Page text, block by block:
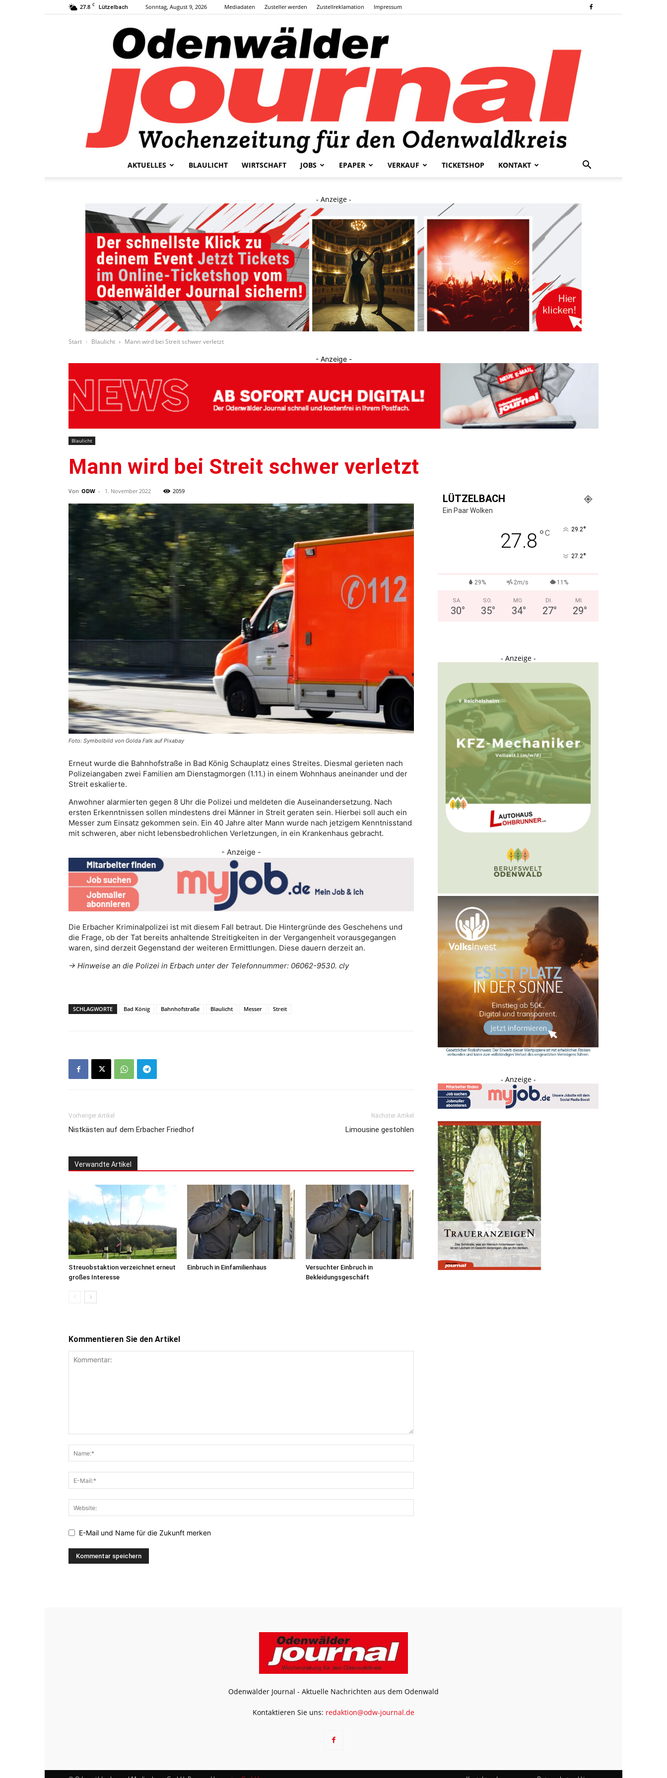
27.8 C Lützelbach Sonntag, August 9, 2026 Mediadaten Zusteller werden Zustellreklamation Impressum
Journal
AKTUELLES BLAULICHT WIRTSCHAFT JOBS EPAPER VERKAUF TICKETSHOP KONTAKT
- Anzeige -
Start Blaulicht Mann wird bei Streit schwer verletzt
- Anzeige -
Blaulicht
Mann wird bei Streit schwer verletzt
Von ODW - 1. November 2022 2059
Foto: Symbolbild von Golda Falk auf Pixabay
Erneut wurde die Bahnhofstraße in Bad König Schauplatz eines Streites. Diesmal gerieten nach
Polizeiangaben zwei Familien am Dienstagmorgen (1.11.) in einem Wohnhaus aneinander und der
Streit eskalierte.
Anwohner alarmierten gegen 8 Uhr die Polizei und meldeten die Auseinandersetzung. Nach
ersten Erkenntnissen sollen mindestens drei Männer in Streit geraten sein. Hierbei soll auch ein
Messer zum Einsatz gekommen sein. Ein 40 Jahre alter Mann wurde nach jetzigem Kenntnisstand
mit schweren, aber nicht lebensbedrohlichen Verletzungen, in ein Krankenhaus gebracht.
- Anzeige -
Die Erbacher Kriminalpolizei ist mit diesem Fall betraut. Die Hintergründe des Geschehens und
die Frage, ob der Tat bereits anhaltende Streitigkeiten in der Vergangenheit vorausgegangen
waren, sind derzeit Gegenstand der weiteren Ermittlungen. Diese dauern derzeit an.
-> Hinweise an die Polizei in Erbach unter der Telefonnummer: 06062-9530. cly
SCHLAGWORTE Bad König Bahnhofstraße Blaulicht Messer Streit
Vorheriger Artikel
Nistkästen auf dem Erbacher Friedhof
Nächster Artikel
Limousine gestohlen
Verwandte Artikel
Streuobstaktion verzeichnet erneut
großes Interesse
Einbruch in Einfamilienhaus
Versuchter Einbruch in
Bekleidungsgeschäft
Kommentieren Sie den Artikel
E-Mail und Name für die Zukunft merken
LÜTZELBACH
Ein Paar Wolken
27.8 °C 29.2°
27.2°
29% 2m/s 11%
SA.
30°
SO.
35°
MO.
34°
DI.
27°
MI.
29°
- Anzeige -
- Anzeige -
Odenwälder Journal - Aktuelle Nachrichten aus dem Odenwald
Kontaktieren Sie uns: redaktion@odw-journal.de